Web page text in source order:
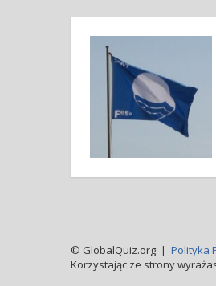
© GlobalQuiz.org | Polityka
Korzystając ze strony